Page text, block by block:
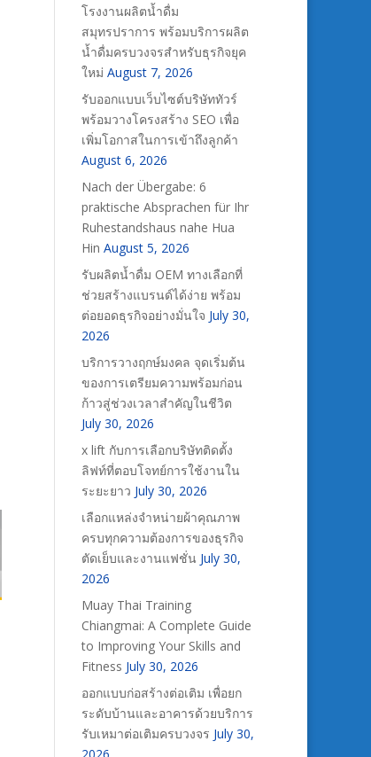
โรงงานผลิตน้ำดื่ม
สมุทรปราการ พร้อมบริการผลิต
น้ำดื่มครบวงจรสำหรับธุรกิจยุค
ใหม่ August 7, 2026
รับออกแบบเว็บไซต์บริษัททัวร์
พร้อมวางโครงสร้าง SEO เพื่อ
เพิ่มโอกาสในการเข้าถึงลูกค้า
August 6, 2026
Nach der Übergabe: 6
praktische Absprachen für Ihr
Ruhestandshaus nahe Hua
Hin August 5, 2026
รับผลิตน้ำดื่ม OEM ทางเลือกที่
ช่วยสร้างแบรนด์ได้ง่าย พร้อม
ต่อยอดธุรกิจอย่างมั่นใจ July 30,
2026
บริการวางฤกษ์มงคล จุดเริ่มต้น
ของการเตรียมความพร้อมก่อน
ก้าวสู่ช่วงเวลาสำคัญในชีวิต
July 30, 2026
x lift กับการเลือกบริษัทติดตั้ง
ลิฟท์ที่ตอบโจทย์การใช้งานใน
ระยะยาว July 30, 2026
เลือกแหล่งจำหน่ายผ้าคุณภาพ
ครบทุกความต้องการของธุรกิจ
ตัดเย็บและงานแฟชั่น July 30,
2026
Muay Thai Training
Chiangmai: A Complete Guide
to Improving Your Skills and
Fitness July 30, 2026
ออกแบบก่อสร้างต่อเติม เพื่อยก
ระดับบ้านและอาคารด้วยบริการ
รับเหมาต่อเติมครบวงจร July 30,